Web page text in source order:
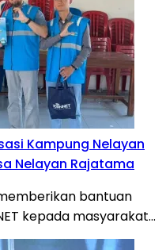
Kampung Nelayan
Nelayan Rajatama
memberikan bantuan
kepada masyarakat…